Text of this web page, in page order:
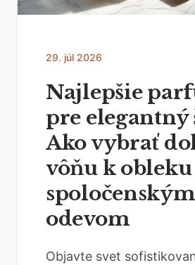
29. júl 2026
Najlepšie
pre elegantný
Ako vybrať
vôňu k obleku
spoločenským
odevom
Objavte svet